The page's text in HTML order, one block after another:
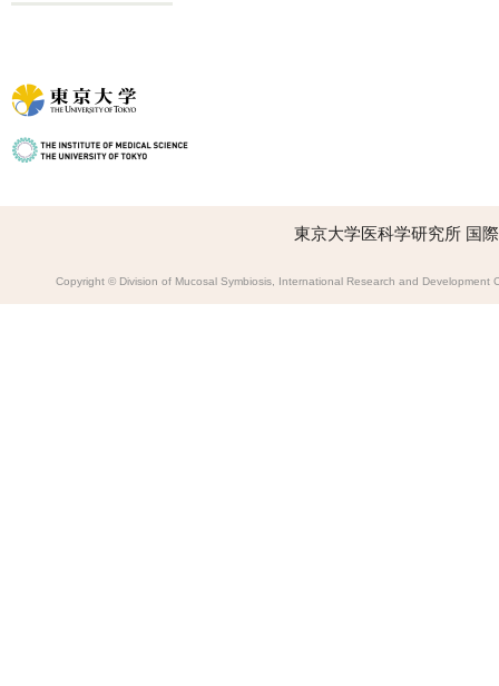
東京大学医科学研究所 国
Copyright © Division of Mucosal Symbiosis, International Research and